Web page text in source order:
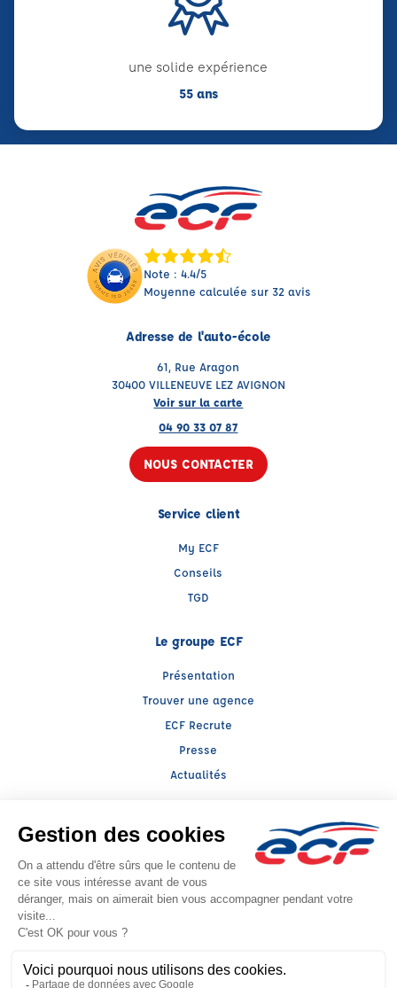
une solide expérience
55 ans
Note : 4.4/5
Moyenne calculée sur 32 avis
Adresse de l'auto-école
61, Rue Aragon
30400 VILLENEUVE LEZ AVIGNON
Voir sur la carte
04 90 33 07 87
NOUS CONTACTER
Service client
My ECF
Conseils
TGD
Le groupe ECF
Présentation
Trouver une agence
ECF Recrute
Presse
Actualités
Facebook (nouvelle fenêtre)
Instagram (nouvelle fenêtre)
YouTube (nouvelle fenêtre)
TikTok (nouvelle fenêtre)
Raison sociale : SPS grand public - Capital social: 0€
SIREN: 814514188 - Numéro de TVA intracommunautaire: FR 56814514188
Agrément n°E2303000090